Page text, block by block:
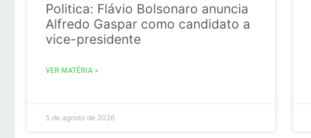
Politica: Flávio Bolsonaro anuncia
Alfredo Gaspar como candidato a
vice-presidente
VER MATÉRIA »
5 de agosto de 2026